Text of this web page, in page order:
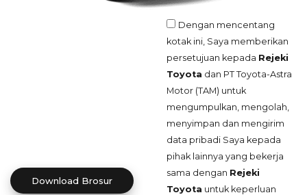
Download Brosur
Dengan mencentang
kotak ini, Saya memberikan
persetujuan kepada Rejeki
Toyota dan PT Toyota-Astra
Motor (TAM) untuk
mengumpulkan, mengolah,
menyimpan dan mengirim
data pribadi Saya kepada
pihak lainnya yang bekerja
sama dengan Rejeki
Toyota untuk keperluan